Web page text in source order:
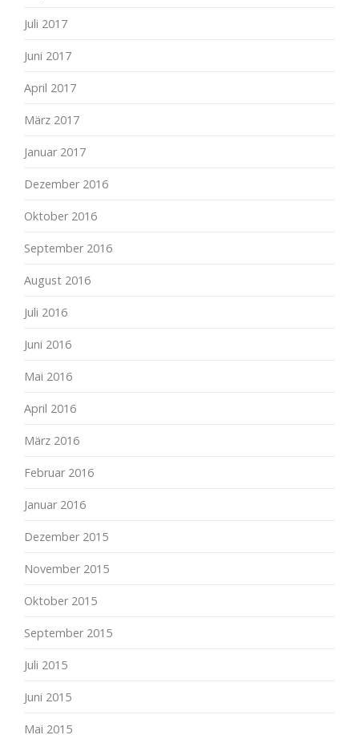
Juli 2017
Juni 2017
April 2017
März 2017
Januar 2017
Dezember 2016
Oktober 2016
September 2016
August 2016
Juli 2016
Juni 2016
Mai 2016
April 2016
März 2016
Februar 2016
Januar 2016
Dezember 2015
November 2015
Oktober 2015
September 2015
Juli 2015
Juni 2015
Mai 2015